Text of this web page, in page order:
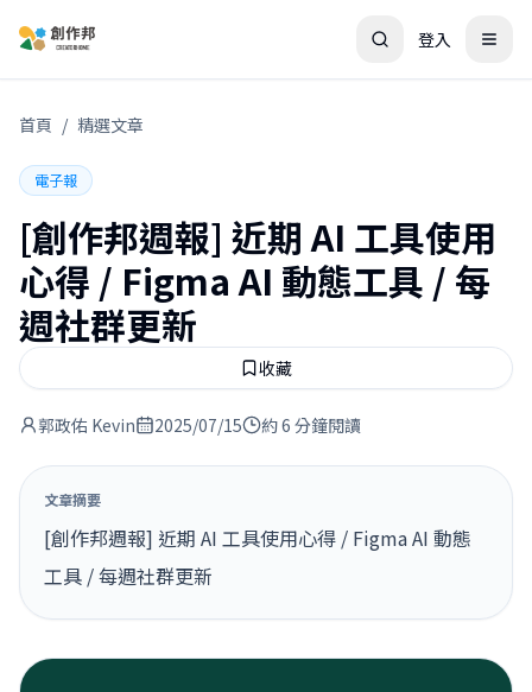
登入
首頁 / 精選文章
電子報
[創作邦週報] 近期 AI 工具使用
心得 / Figma AI 動態工具 / 每
週社群更新
收藏
郭政佑 Kevin 2025/07/15 約 6 分鐘閱讀
文章摘要
[創作邦週報] 近期 AI 工具使用心得 / Figma AI 動態
工具 / 每週社群更新